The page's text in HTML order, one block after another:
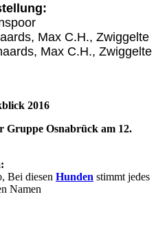
Max C.H., Zwiggelte
Max C.H., Zwiggelte
2016
Gruppe Osnabrück am 12.
Bei diesen Hunden stimmt jedes
Namen